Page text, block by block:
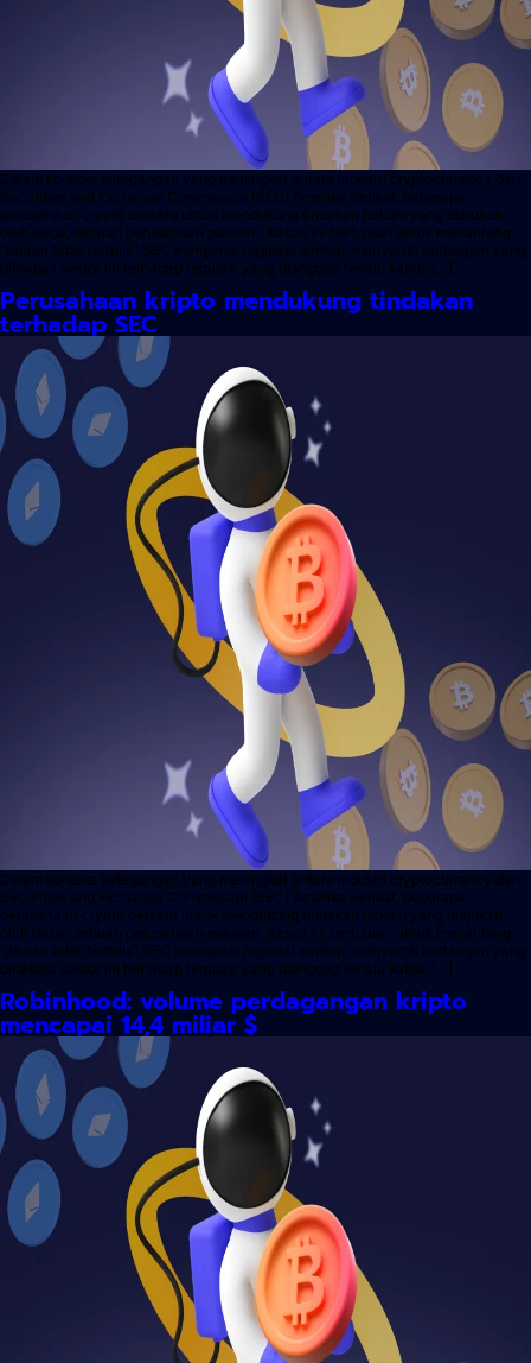
Dalam konteks ketegangan yang meningkat antara industri cryptocurrency dan
Securities and Exchange Commission (SEC) Amerika Serikat, beberapa
perusahaan crypto bersatu untuk mendukung tindakan hukum yang diajukan
oleh Beba, sebuah perusahaan pakaian. Kasus ini bertujuan untuk menantang
"aturan tidak tertulis" SEC mengenai regulasi airdrop, menyoroti tantangan yang
dihadapi sektor ini terhadap regulasi yang dianggap terlalu kabur. […]
Perusahaan kripto mendukung tindakan
terhadap SEC
Dalam konteks ketegangan yang meningkat antara industri cryptocurrency dan
Securities and Exchange Commission (SEC) Amerika Serikat, beberapa
perusahaan crypto bersatu untuk mendukung tindakan hukum yang diajukan
oleh Beba, sebuah perusahaan pakaian. Kasus ini bertujuan untuk menantang
"aturan tidak tertulis" SEC mengenai regulasi airdrop, menyoroti tantangan yang
dihadapi sektor ini terhadap regulasi yang dianggap terlalu kabur. […]
Robinhood: volume perdagangan kripto
mencapai 14,4 miliar $